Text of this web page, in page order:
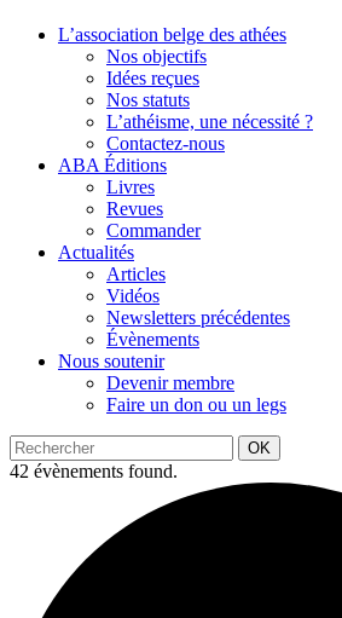
L’association belge des athées
Nos objectifs
Idées reçues
Nos statuts
L’athéisme, une nécessité ?
Contactez-nous
ABA Éditions
Livres
Revues
Commander
Actualités
Articles
Vidéos
Newsletters précédentes
Évènements
Nous soutenir
Devenir membre
Faire un don ou un legs
OK
42 évènements found.